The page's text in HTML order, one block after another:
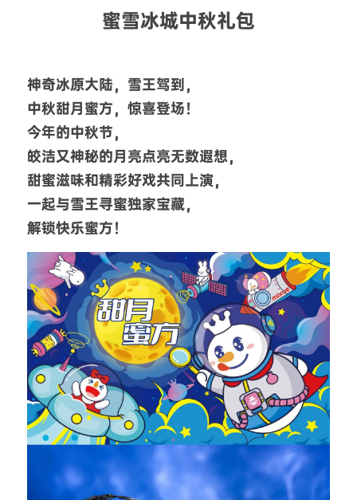
蜜雪冰城中秋礼包
神奇冰原大陆，雪王驾到，
中秋甜月蜜方，惊喜登场！
今年的中秋节，
皎洁又神秘的月亮点亮无数遐想，
甜蜜滋味和精彩好戏共同上演，
一起与雪王寻蜜独家宝藏，
解锁快乐蜜方！